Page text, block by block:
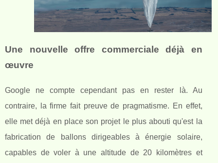
Une nouvelle offre commerciale déjà en
œuvre
Google ne compte cependant pas en rester là. Au
contraire, la firme fait preuve de pragmatisme. En effet,
elle met déjà en place son projet le plus abouti qu'est la
fabrication de ballons dirigeables à énergie solaire,
capables de voler à une altitude de 20 kilomètres et